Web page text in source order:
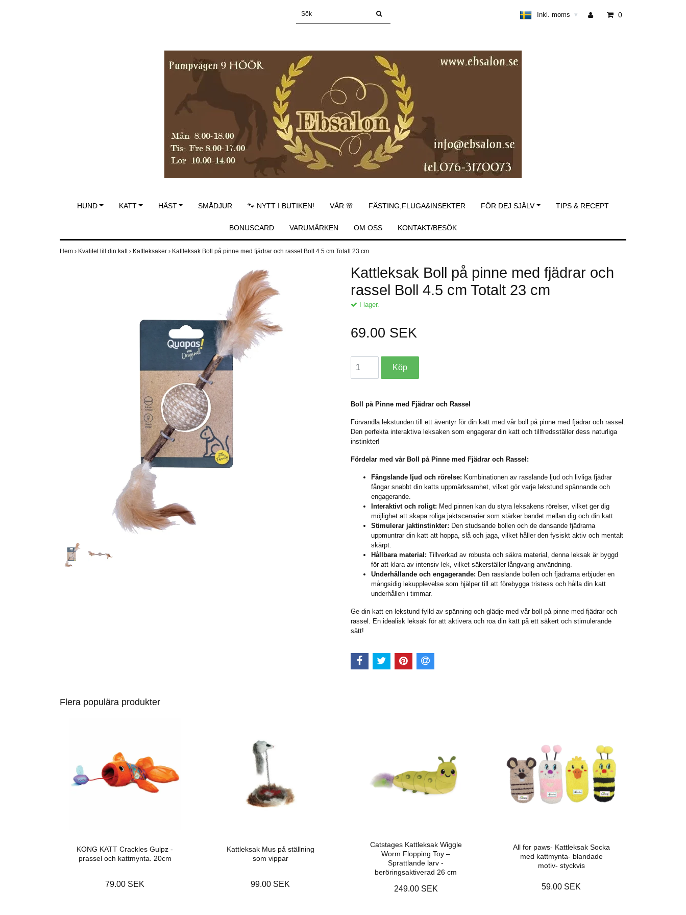
Inkl. moms ▾ 0
HUND KATT HÄST SMÅDJUR 🐾 NYTT I BUTIKEN! VÅR 🌸 FÄSTING,FLUGA&INSEKTER FÖR DEJ SJÄLV TIPS & RECEPT
BONUSCARD VARUMÄRKEN OM OSS KONTAKT/BESÖK
Hem › Kvalitet till din katt› Kattleksaker › Kattleksak Boll på pinne med fjädrar och rassel Boll 4.5 cm Totalt 23 cm
Kattleksak Boll på pinne med fjädrar och
rassel Boll 4.5 cm Totalt 23 cm
I lager.
69.00 SEK
Boll på Pinne med Fjädrar och Rassel
Förvandla lekstunden till ett äventyr för din katt med vår boll på pinne med fjädrar och rassel.
Den perfekta interaktiva leksaken som engagerar din katt och tillfredsställer dess naturliga
instinkter!
Fördelar med vår Boll på Pinne med Fjädrar och Rassel:
Fängslande ljud och rörelse: Kombinationen av rasslande ljud och livliga fjädrar
fångar snabbt din katts uppmärksamhet, vilket gör varje lekstund spännande och
engagerande.
Interaktivt och roligt: Med pinnen kan du styra leksakens rörelser, vilket ger dig
möjlighet att skapa roliga jaktscenarier som stärker bandet mellan dig och din katt.
Stimulerar jaktinstinkter: Den studsande bollen och de dansande fjädrarna
uppmuntrar din katt att hoppa, slå och jaga, vilket håller den fysiskt aktiv och mentalt
skärpt.
Hållbara material: Tillverkad av robusta och säkra material, denna leksak är byggd
för att klara av intensiv lek, vilket säkerställer långvarig användning.
Underhållande och engagerande: Den rasslande bollen och fjädrarna erbjuder en
mångsidig lekupplevelse som hjälper till att förebygga tristess och hålla din katt
underhållen i timmar.
Ge din katt en lekstund fylld av spänning och glädje med vår boll på pinne med fjädrar och
rassel. En idealisk leksak för att aktivera och roa din katt på ett säkert och stimulerande
sätt!
Flera populära produkter
KONG KATT Crackles Gulpz -
prassel och kattmynta. 20cm
79.00 SEK
Kattleksak Mus på ställning
som vippar
99.00 SEK
Catstages Kattleksak Wiggle
Worm Flopping Toy –
Sprattlande larv -
beröringsaktiverad 26 cm
249.00 SEK
All for paws- Kattleksak Socka
med kattmynta- blandade
motiv- styckvis
59.00 SEK